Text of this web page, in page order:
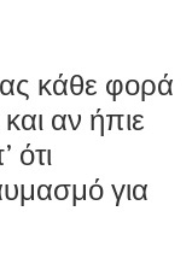
κάθε φορά
αν ήπιε
ότι
για